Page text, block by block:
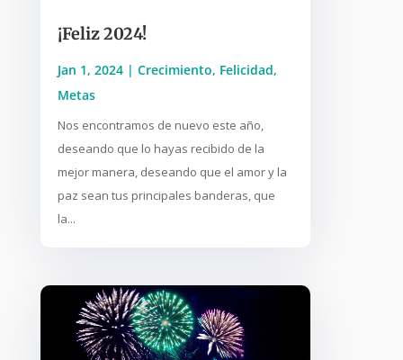
¡Feliz 2024!
Jan 1, 2024| Crecimiento, Felicidad,
Metas
Nos encontramos de nuevo este año,
deseando que lo hayas recibido de la
mejor manera, deseando que el amor y la
paz sean tus principales banderas, que
la...